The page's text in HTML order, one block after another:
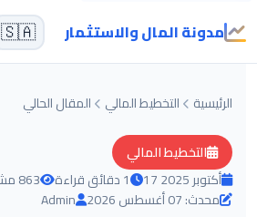
مدونة المال والاستثمار 🇸🇦
الرئيسية التخطيط المالي المقال الحالي
التخطيط المالي
17 أكتوبر 2025
1 دقائق قراءة
863 مشاهدة
محدث: 07 أغسطس 2026
Admin